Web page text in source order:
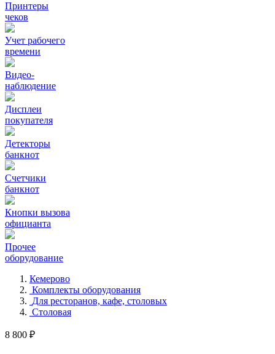
Принтеры
чеков
Учет рабочего
времени
Видео‑
наблюдение
Дисплеи
покупателя
Детекторы
банкнот
Счетчики
банкнот
Кнопки вызова
официанта
Прочее
оборудование
Кемерово
Комплекты оборудования
Для ресторанов, кафе, столовых
Столовая
8 800 ₽